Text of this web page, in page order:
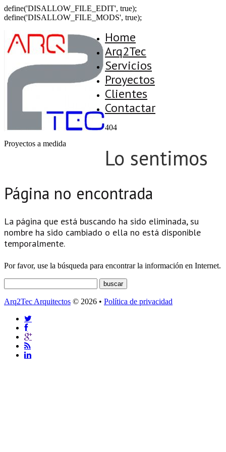
define('DISALLOW_FILE_EDIT', true);
define('DISALLOW_FILE_MODS', true);
Proyectos a medida
Home
Arq2Tec
Servicios
Proyectos
Clientes
Contactar
404
Lo sentimos
Página no encontrada
La página que está buscando ha sido eliminada, su
nombre ha sido cambiado o ella no está disponible
temporalmente.
Por favor, use la búsqueda para encontrar la información en Internet.
Arq2Tec Arquitectos © 2026 • Política de privacidad